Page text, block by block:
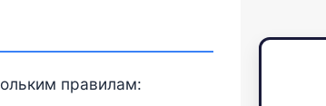
правилам: